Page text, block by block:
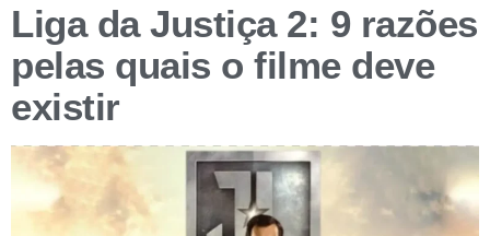
Liga da Justiça 2: 9 razões
pelas quais o filme deve
existir